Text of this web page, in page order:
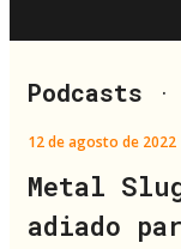
Podcasts ·
12 de agosto de 2022
Metal
adiado